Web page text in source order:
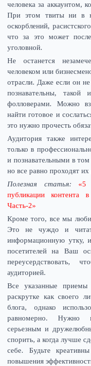
человека за аккаунтом,
При этом твиты ни в
оскорблений,
что за это может
уголовной.
Не останется
человеком или
отрасли. Даже если он
познавательны, такой
фолловерами. Можно
найти готовое и
это нужно прочесть
Аудитория также
только в
и познавательными в
но все равно проходят
Полезная статья: «5
публикации контента
Часть-2»
Кроме того, все мы
Это не чуждо и
информационную утку,
посетителей на Ваш
переусердствовать,
аудиторией.
Все указанные приемы
раскрутке как своего
блога, однако
равномерно. Нужно
серьезным и
спорить, а когда лучше
себе. Будьте
повышения